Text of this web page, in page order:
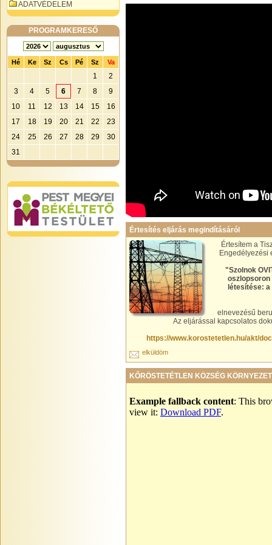
ADATVÉDELEM
PROGRAMKERESŐ
Hé Ke Sz Cs Pé Sz Va
1
2
3
4 5 6 7 8
9
10
11 12 13 14 15
16
17
18 19 20 21 22
23
24
25 26 27 28 29
30
31
Értesítés eljárás megindításáról
Értesítem a
Engedélyezési
"Szolnok
létesítése:
elnevezésű
Az eljárással kapcsolatos
https://www.korostetetlen.hu/akt/
elküldöm
KŐRÖSTETÉTLEN KÖZSÉG